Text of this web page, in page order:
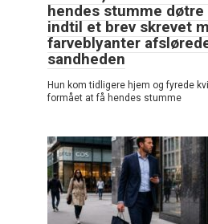
hendes stumme
indtil et brev skrevet
farveblyanter
sandheden
Hun kom tidligere hjem og fyrede
formået at få hendes stumme